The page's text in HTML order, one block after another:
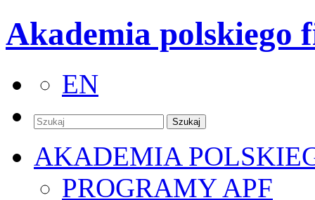
Akademia polskiego
EN
AKADEMIA
PROGRAMY APF